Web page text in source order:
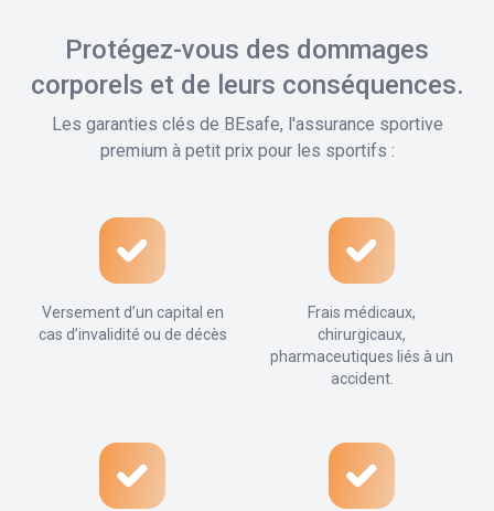
Protégez-vous des dommages
corporels et de leurs conséquences.
Les garanties clés de BEsafe, l'assurance sportive
premium à petit prix pour les sportifs :
Versement d’un capital en
cas d’invalidité ou de décès
Frais médicaux,
chirurgicaux,
pharmaceutiques liés à un
accident.